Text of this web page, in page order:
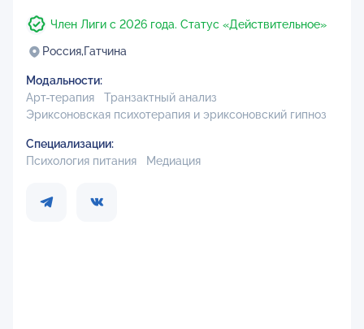
Член Лиги с 2026 года. Статус «Действительное»
Россия,Гатчина
Модальности:
Арт-терапия
Транзактный анализ
Эриксоновская психотерапия и эриксоновский гипноз
Специализации:
Психология питания
Медиация